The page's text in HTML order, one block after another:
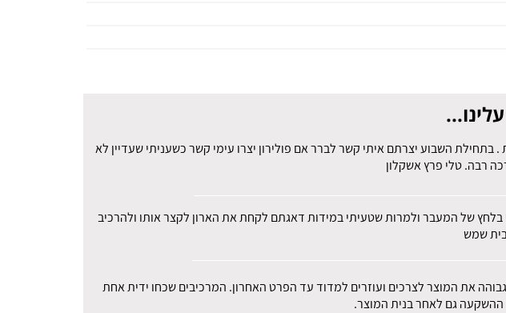
השבוע יצרתם איתי קשר לברר אם פולירון יצרו עימי קשר כשעניתי שעדיין לא
רבה. טלי פרץ אשקלון
בלחץ של המעבר ולמרות שטעיתי במידות דאגתם לקחת את הארון לקצר אותו ולהרכיב
בית שמש
את המוצר לצרכים ועוזרים למדוד עד הפרט האחרון. המרכיבים שכחו ידית אחת
ההשקעה גם לאחר בנית המוצר.